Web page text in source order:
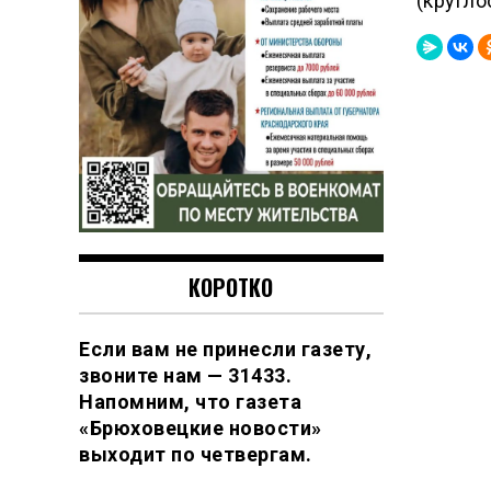
КОРОТКО
Если вам не принесли газету,
звоните нам — 31433.
Напомним, что газета
«Брюховецкие новости»
выходит по четвергам.